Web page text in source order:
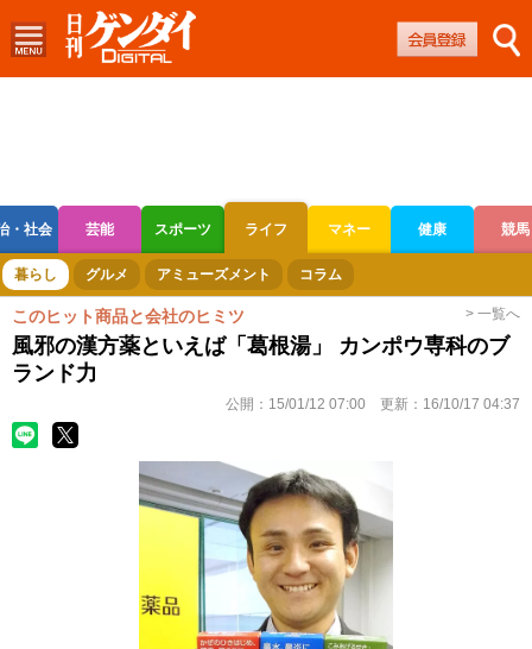
・社会 芸能 スポーツ ライフ マネー 健康 競馬
ボートレース 競輪 オートレース
暮らし グルメ アミューズメント コラム
このヒット商品と会社のヒミツ > 一覧へ
風邪の漢方薬といえば「葛根湯」 カンポウ専科のブ
ランド力
公開： 15/01/12 07:00 更新： 16/10/17 04:37